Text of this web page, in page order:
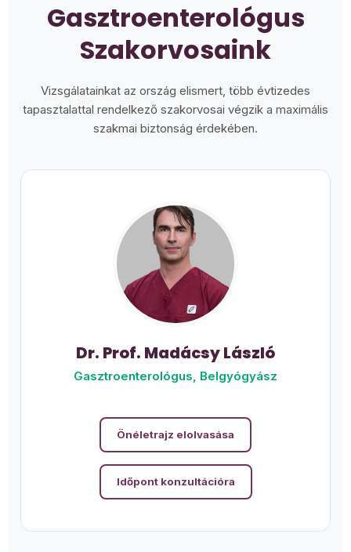
Gasztroenterológus
Szakorvosaink
Vizsgálatainkat az ország elismert, több évtizedes
tapasztalattal rendelkező szakorvosai végzik a maximális
szakmai biztonság érdekében.
Dr. Prof. Madácsy László
Gasztroenterológus, Belgyógyász
Önéletrajz elolvasása
Időpont konzultációra